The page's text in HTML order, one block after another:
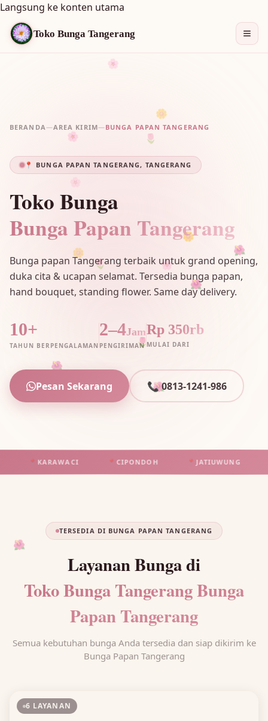
Langsung ke konten utama
Toko Bunga Tangerang
🌸
🌺
🌷
🌼
🌸
🌺
🌷
🌼
🌸
🌺
🌷
🌼
🌸
🌺
BERANDA—AREA KIRIM—BUNGA PAPAN TANGERANG
📍 BUNGA PAPAN TANGERANG, TANGERANG
Toko Bunga
Bunga Papan Tangerang
Bunga papan Tangerang terbaik untuk grand opening,
duka cita & ucapan selamat. Tersedia bunga papan,
hand bouquet, standing flower. Same day delivery.
10+
TAHUN BERPENGALAMAN
2–4Jam
PENGIRIMAN
Rp 350rb
MULAI DARI
Pesan Sekarang 📞 0813-1241-986
KARAWACI CIPONDOH JATIUWUNG
🌺
TERSEDIA DI BUNGA PAPAN TANGERANG
Layanan Bunga di
Toko Bunga Tangerang Bunga
Papan Tangerang
Semua kebutuhan bunga Anda tersedia dan siap dikirim ke
Bunga Papan Tangerang
6 LAYANAN